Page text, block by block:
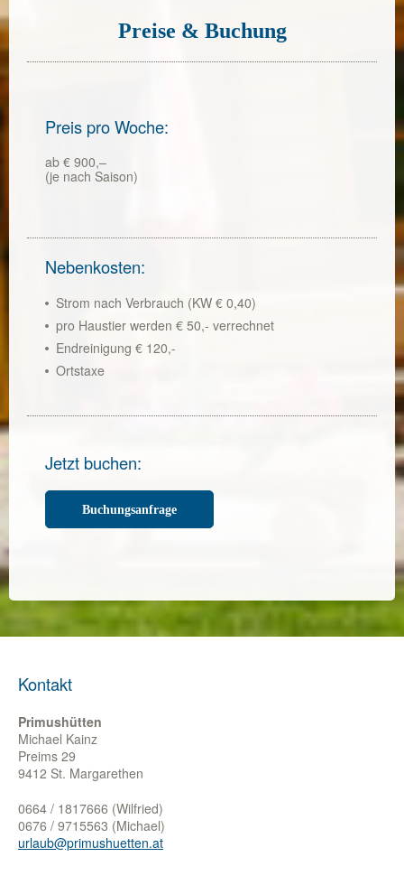
Preise & Buchung
Preis pro Woche:
ab € 900,–
(je nach Saison)
Nebenkosten:
Strom nach Verbrauch (KW € 0,40)
pro Haustier werden € 50,- verrechnet
Endreinigung € 120,-
Ortstaxe
Jetzt buchen:
Buchungsanfrage
Kontakt
Primushütten
Michael Kainz
Preims 29
9412 St. Margarethen
0664 / 1817666 (Wilfried)
0676 / 9715563 (Michael)
urlaub@primushuetten.at